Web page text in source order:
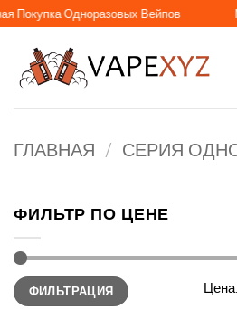
Skip
content
Вейпов Мы
ГЛАВНАЯ / СЕРИЯ
ФИЛЬТР ПО ЦЕНЕ
Минимальная
цена
Максимальная
ценаФИЛЬТРАЦИЯ Цена: